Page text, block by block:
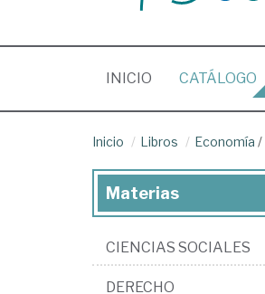
INICIO (CURRENT)
CATÁLOGO
Inicio Libros Economía /
Materias
CIENCIAS SOCIALES
DERECHO